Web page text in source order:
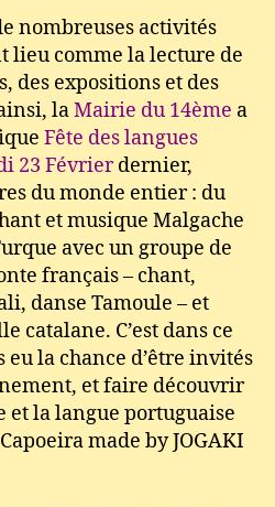
nombreuses activités
lieu comme la lecture de
des expositions et des
laMairie du 14ème a
Fête des langues
23 Févrierdernier,
du monde entier : du
et musique Malgache
avec un groupe de
français – chant,
danse Tamoule – et
catalane. C’est dans ce
eu la chance d’être invités
et faire découvrir
la langue portuguaise
made by JOGAKI